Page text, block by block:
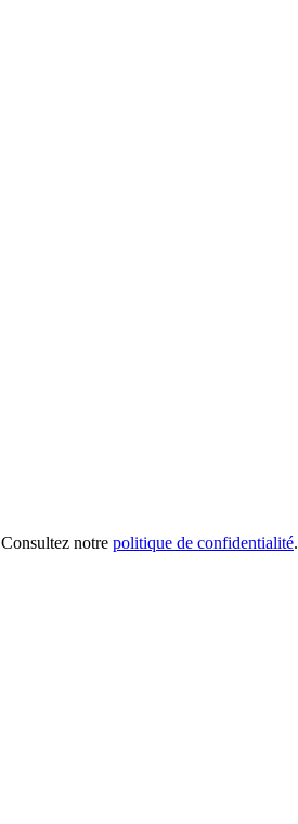
Consultez notre politique de confidentialité.